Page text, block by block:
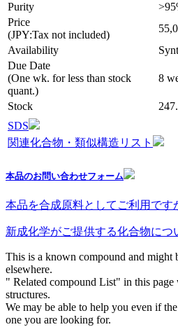
Purity
Price
(JPY:Tax not included)
Availability
Due Date
(One wk. for less than stock
quant.)
8
Stock
SDS
関連化合物・類似構造リスト
本品のお問い合わせフォーム
本品を合成原料としてご利用です
新成化学がご提供する化合物につ
This is a known compound and might
elsewhere.
" Related compound List" in this
structures.
We may be able to help you even if
one you are looking for.